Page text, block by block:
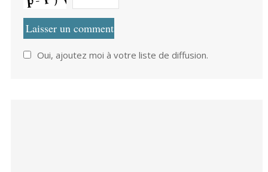
Oui, ajoutez moi à votre liste de diffusion.